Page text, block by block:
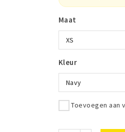
Maat
XS
Kleur
Navy
Toevoegen aan